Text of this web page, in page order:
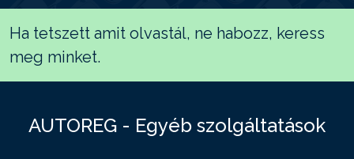
Ha tetszett amit olvastál, ne habozz, keress
meg minket.
AUTOREG - Egyéb szolgáltatások